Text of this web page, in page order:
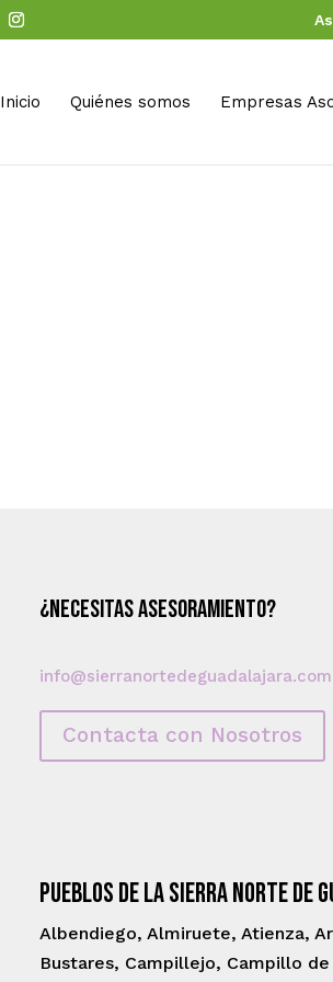
Inicio Quiénes somos Empresas
¿Necesitas asesoramiento?
info@sierranortedeguadalajara.com
Contacta con Nosotros
Pueblos de la Sierra Norte de
Albendiego, Almiruete, Atienza,
Bustares, Campillejo, Campillo